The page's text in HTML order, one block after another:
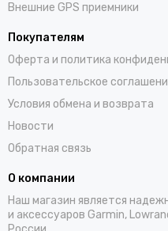
Внешние GPS приемники
Покупателям
Оферта и политика
Пользовательское
Условия обмена и возврата
Новости
Обратная связь
О компании
Наш магазин является
и аксессуаров Garmin,